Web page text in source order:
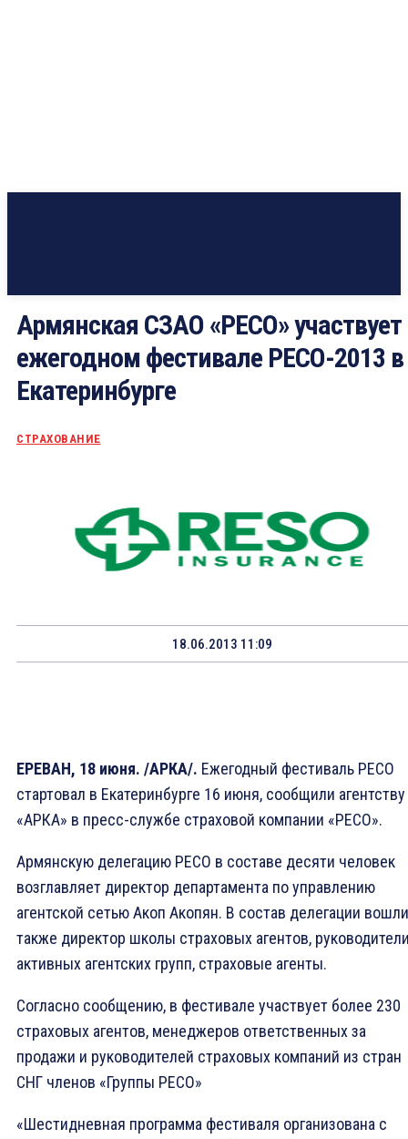
Армянская СЗАО «РЕСО» участвует
ежегодном фестивале РЕСО-2013 в
Екатеринбурге
СТРАХОВАНИЕ
18.06.2013 11:09
ЕРЕВАН, 18 июня. /АРКА/. Ежегодный фестиваль РЕСО
стартовал в Екатеринбурге 16 июня, сообщили агентству
«АРКА» в пресс-службе страховой компании «РЕСО».
Армянскую делегацию РЕСО в составе десяти человек
возглавляет директор департамента по управлению
агентской сетью Акоп Акопян. В состав делегации вошли
также директор школы страховых агентов,
активных агентских групп, страховые агенты.
Согласно сообщению, в фестивале участвует более 230
страховых агентов, менеджеров ответственных за
продажи и руководителей страховых компаний из стран
СНГ членов «Группы РЕСО»
«Шестидневная программа фестиваля организована с